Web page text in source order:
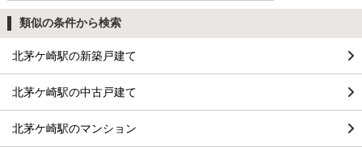
類似の条件から検索
北茅ケ崎駅の新築戸建て
北茅ケ崎駅の中古戸建て
北茅ケ崎駅のマンション